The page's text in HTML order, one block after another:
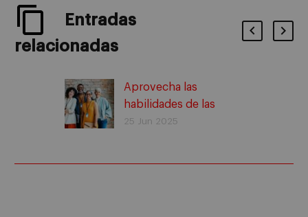
Entradas
relacionadas
Aprovecha las
habilidades de las
diferentes
25 Jun 2025